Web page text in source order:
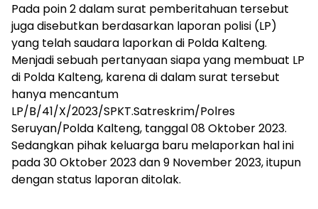
Pada poin 2 dalam surat pemberitahuan tersebut
juga disebutkan berdasarkan laporan polisi (LP)
yang telah saudara laporkan di Polda Kalteng.
Menjadi sebuah pertanyaan siapa yang membuat LP
di Polda Kalteng, karena di dalam surat tersebut
hanya mencantum
LP/B/41/X/2023/SPKT.Satreskrim/Polres
Seruyan/Polda Kalteng, tanggal 08 Oktober 2023.
Sedangkan pihak keluarga baru melaporkan hal ini
pada 30 Oktober 2023 dan 9 November 2023, itupun
dengan status laporan ditolak.